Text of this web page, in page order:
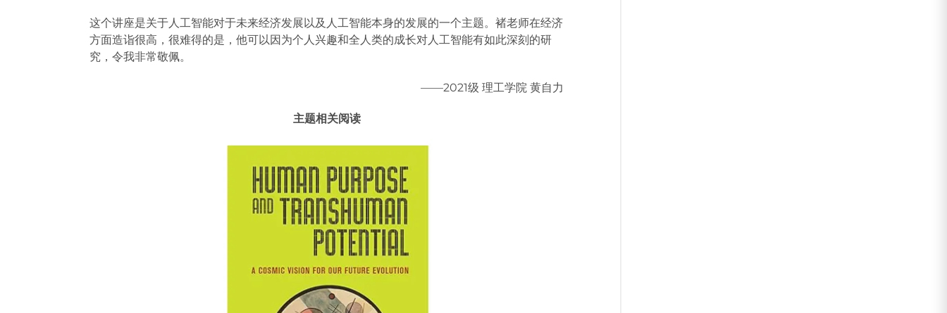
这个讲座是关于人工智能对于未来经济发展以及人工智能本身的发展的一个主题。褚老师在经济
方面造诣很高，很难得的是，他可以因为个人兴趣和全人类的成长对人工智能有如此深刻的研
究，令我非常敬佩。
——2021级 理工学院 黄自力
主题相关阅读